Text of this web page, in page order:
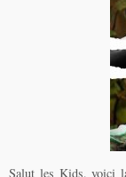
Salut les Kids, voici